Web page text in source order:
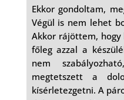
Ekkor gondoltam,
Végül is nem lehet
Akkor rájöttem, hogy
főleg azzal a
nem
megtetszett a
kísérletezgetni. A